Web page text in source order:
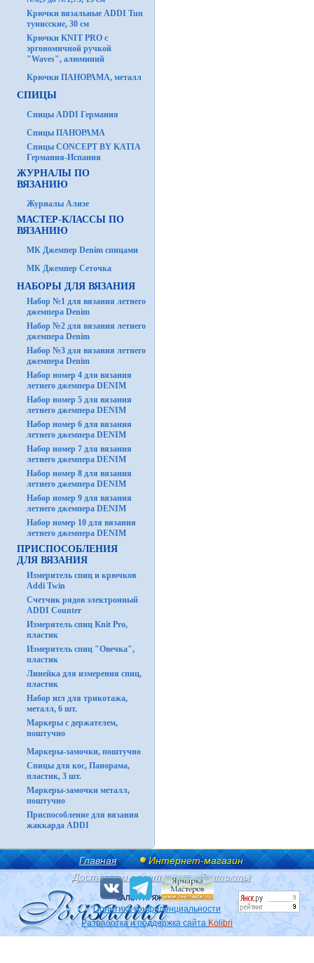
Крючки вязальные ADDI Tun
тунисские, 30 см
Крючки KNIT PRO с
эргономичной ручкой
"Waves", алюминий
Крючки ПАНОРАМА, металл
СПИЦЫ
Спицы ADDI Германия
Спицы ПАНОРАМА
Спицы CONCEPT BY KATIA
Германия-Испания
ЖУРНАЛЫ ПО
ВЯЗАНИЮ
Журналы Ализе
МАСТЕР-КЛАССЫ ПО
ВЯЗАНИЮ
МК Джемпер Denim спицами
МК Джемпер Сеточка
НАБОРЫ ДЛЯ ВЯЗАНИЯ
Набор №1 для вязания летнего
джемпера Denim
Набор №2 для вязания летнего
джемпера Denim
Набор №3 для вязания летнего
джемпера Denim
Набор номер 4 для вязания
летнего джемпера DENIM
Набор номер 5 для вязания
летнего джемпера DENIM
Набор номер 6 для вязания
летнего джемпера DENIM
Набор номер 7 для вязания
летнего джемпера DENIM
Набор номер 8 для вязания
летнего джемпера DENIM
Набор номер 9 для вязания
летнего джемпера DENIM
Набор номер 10 для вязания
летнего джемпера DENIM
ПРИСПОСОБЛЕНИЯ
ДЛЯ ВЯЗАНИЯ
Измеритель спиц и крючков
Addi Twin
Счетчик рядов электронный
ADDI Counter
Измеритель спиц Knit Pro,
пластик
Измеритель спиц "Овечка",
пластик
Линейка для измерения спиц,
пластик
Набор игл для трикотажа,
металл, 6 шт.
Маркеры с держателем,
поштучно
Маркеры-замочки, поштучно
Спицы для кос, Панорама,
пластик, 3 шт.
Маркеры-замочки металл,
поштучно
Приспособление для вязания
жаккарда ADDI
Главная
Интернет-магазин
Доставка и оплата
Контакты
Политика конфиденциальности
Разработка и поддержка сайта Kolibri